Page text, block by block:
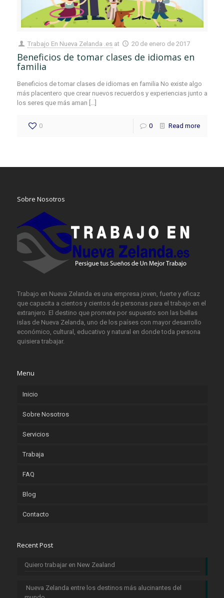
Trabajo En Nueva Zelanda .es at 20 de enero de 2017
Beneficios de tomar clases de idiomas en
familia
Beneficios de tomar clases de idiomas en familia No existe algo
más placentero que crear nuevos recuerdos y experiencias junto a
los seres que más aman […]
0 0 Read more
Sobre Nosotros
Trabajo en Nueva Zelanda es una empresa joven, fuerte y eficaz
que capacita a cientos y cientos de personas para el trabajo en el
extranjero. El destino que promete por supuesto son las bellas
islas de Nueva Zelanda, uno de los países con mayor desarrollo
económico, cultural, educativo y natural en donde toda persona
quisiera trabajar.
Menu
Inicio
Sobre Nosotros
Servicios
Trabaja
FAQ
Blog
Contacto
Recent Post
Quiero trabajar en New Zealand
Nueva Zelanda entre los destinos más alucinantes del